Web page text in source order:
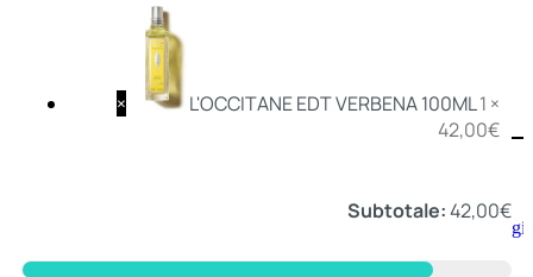
Deo
Aggiungi
× L'OCCITANE EDT VERBENA 100ML1 ×
42,00€
Subtotale:42,00€